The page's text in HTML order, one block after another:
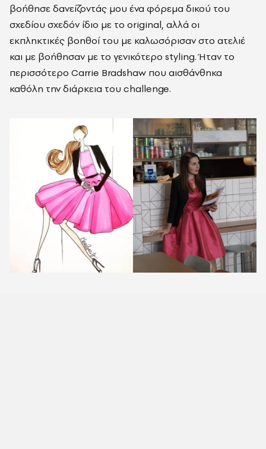
βοήθησε δανείζοντάς μου ένα φόρεμα δικού του
σχεδίου σχεδόν ίδιο με το original, αλλά οι
εκπληκτικές βοηθοί του με καλωσόρισαν στο ατελιέ
και με βοήθησαν με το γενικότερο styling. Ήταν το
περισσότερο Carrie Bradshaw που αισθάνθηκα
καθόλη την διάρκεια του challenge.